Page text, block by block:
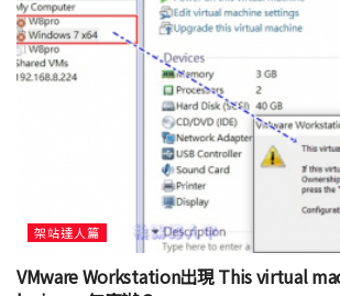
架站達人篇
VMware Workstation出現 This virtual